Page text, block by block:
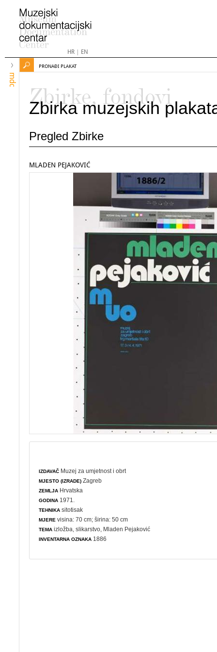
HR| EN
mdc
PRONAĐI PLAKAT
Zbirke, fondovi
Zbirka muzejskih
Pregled Zbirke
MLADEN PEJAKOVIĆ
IZDAVAČ Muzej za umjetnost i obrt
MJESTO (IZRADE) Zagreb
ZEMLJA Hrvatska
GODINA 1971.
TEHNIKA sitotisak
MJERE visina: 70 cm; širina: 50 cm
TEMA izložba ,slikarstvo , Mladen Pejaković
INVENTARNA OZNAKA 1886